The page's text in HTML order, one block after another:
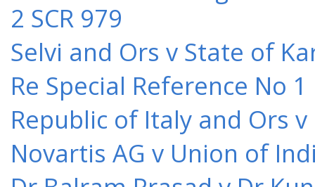
2 SCR 979
Selvi and Ors v State of
Re Special Reference No
Republic of Italy and Ors
Novartis AG v Union of